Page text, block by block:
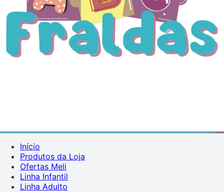
Início
Produtos da Loja
Ofertas Meli
Linha Infantil
Linha Adulto